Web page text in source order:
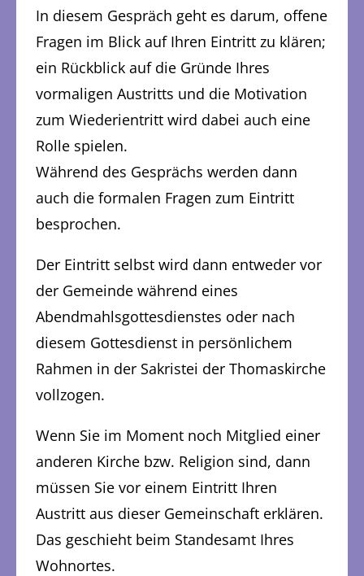
In diesem Gespräch geht es darum, offene
Fragen im Blick auf Ihren Eintritt zu klären;
ein Rückblick auf die Gründe Ihres
vormaligen Austritts und die Motivation
zum Wiederientritt wird dabei auch eine
Rolle spielen.
Während des Gesprächs werden dann
auch die formalen Fragen zum Eintritt
besprochen.
Der Eintritt selbst wird dann entweder vor
der Gemeinde während eines
Abendmahlsgottesdienstes oder nach
diesem Gottesdienst in persönlichem
Rahmen in der Sakristei der Thomaskirche
vollzogen.
Wenn Sie im Moment noch Mitglied einer
anderen Kirche bzw. Religion sind, dann
müssen Sie vor einem Eintritt Ihren
Austritt aus dieser Gemeinschaft erklären.
Das geschieht beim Standesamt Ihres
Wohnortes.